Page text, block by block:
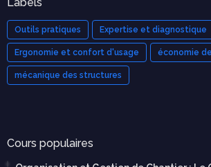
Outils pratiques Expertise et diagnostique
Ergonomie et confort d'usage économie
mécanique des structures
Cours populaires